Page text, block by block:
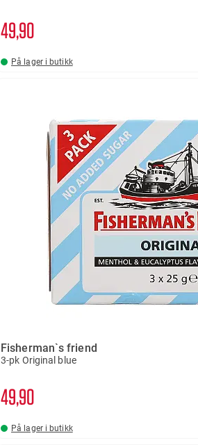
4990
På lager i butikk
Fisherman`s friend
3-pk Original blue
4990
På lager i butikk